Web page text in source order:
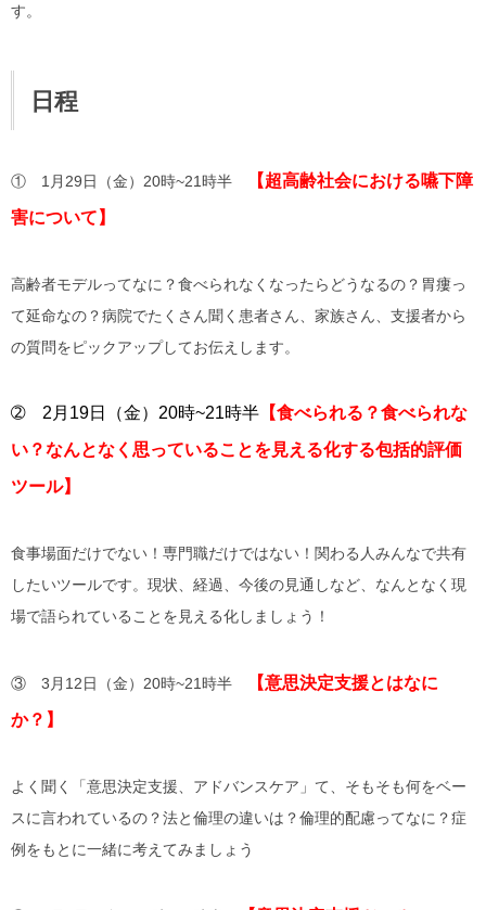
す。
日程
① 1月29日（金）20時~21時半
【超高齢社会における嚥下障
害について 】
高齢者モデルってなに？食べられなくなったらどうなるの？胃瘻っ
て延命なの？病院でたくさん聞く患者さん、家族さん、支援者から
の質問をピックアップしてお伝えします。
➁ 2月19日（金）20時~21時半 【食べられる？食べられな
い？なんとなく思っていることを見える化する包括的評価
ツール】
食事場面だけでない！専門職だけではない！関わる人みんなで共有
したいツールです。現状、経過、今後の見通しなど、なんとなく現
場で語られていることを見える化しましょう！
③ 3月12日（金）20時~21時半
【意思決定支援とはなに
か？】
よく聞く「意思決定支援、アドバンスケア」て、そもそも何をベー
スに言われているの？法と倫理の違いは？倫理的配慮ってなに？症
例をもとに一緒に考えてみましょう